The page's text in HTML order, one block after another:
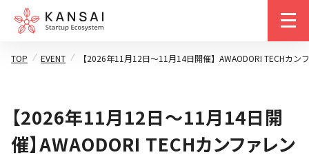
TOP EVENT 【2026年11月12日～11月14日開催】AWAODORI TECHカン
【2026年11月12日～11月14日開
催】AWAODORI TECHカンファレン